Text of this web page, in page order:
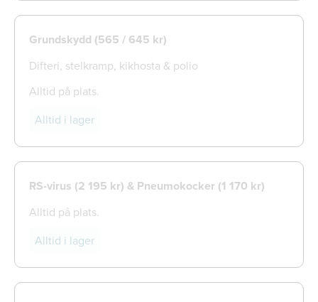
Grundskydd (565 / 645 kr)
Difteri, stelkramp, kikhosta & polio
Alltid på plats.
Alltid i lager
RS-virus (2 195 kr) & Pneumokocker (1 170 kr)
Alltid på plats.
Alltid i lager